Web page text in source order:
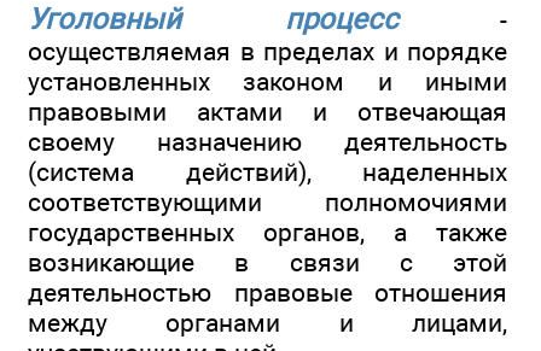
Уголовный процесс-
осуществляемая в пределах и порядке
установленных законом и иными
правовыми актами и отвечающая
своему назначению деятельность
(система действий), наделенных
соответствующими полномочиями
государственных органов, а также
возникающие в связи с этой
деятельностью правовые отношения
между органами и лицами,